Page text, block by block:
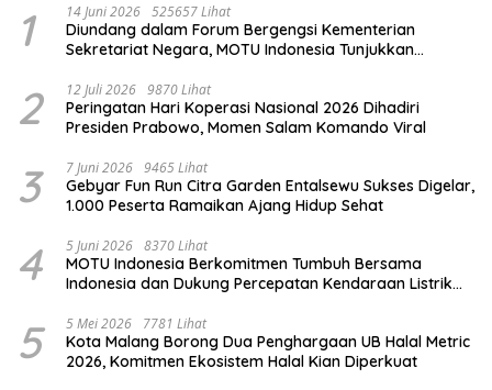
1 14 Juni 2026 525657 Lihat
Diundang dalam Forum Bergengsi Kementerian
Sekretariat Negara, MOTU Indonesia Tunjukkan
2 12 Juli 2026 9870 Lihat
Peringatan Hari Koperasi Nasional 2026 Dihadiri
Presiden Prabowo, Momen Salam Komando Viral
3 7 Juni 2026 9465 Lihat
Gebyar Fun Run Citra Garden Entalsewu Sukses Digelar,
1.000 Peserta Ramaikan Ajang Hidup Sehat
4 5 Juni 2026 8370 Lihat
MOTU Indonesia Berkomitmen Tumbuh Bersama
Indonesia dan Dukung Percepatan Kendaraan Listrik
5 5 Mei 2026 7781 Lihat
Kota Malang Borong Dua Penghargaan UB Halal Metric
2026, Komitmen Ekosistem Halal Kian Diperkuat